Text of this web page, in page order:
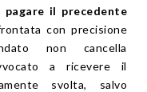
pagare il precedente
con precisione
non cancella
a ricevere il
svolta, salvo